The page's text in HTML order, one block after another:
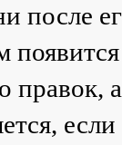
после
правок,